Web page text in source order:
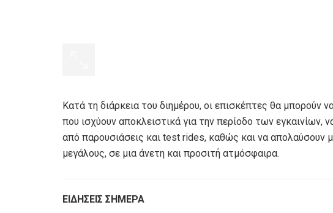
Κατά τη διάρκεια του διημέρου, οι επισκέπτες θα μπορούν
που ισχύουν αποκλειστικά για την περίοδο των εγκαινίων,
από παρουσιάσεις και test rides, καθώς και να απολαύσουν
μεγάλους, σε μια άνετη και προσιτή ατμόσφαιρα.
ΕΙΔΗΣΕΙΣ ΣΗΜΕΡΑ